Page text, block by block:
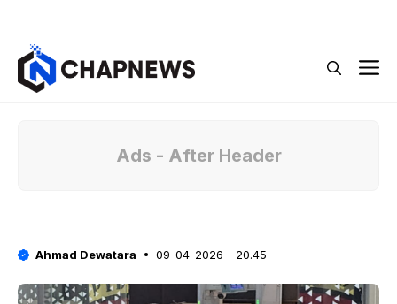
Ads - After Header
Ahmad Dewatara 09-04-2026 - 20.45